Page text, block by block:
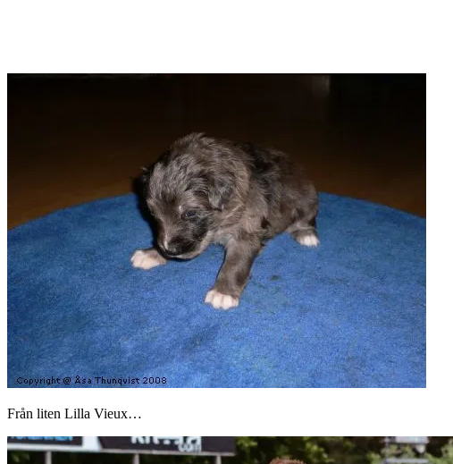
Från liten Lilla Vieux…